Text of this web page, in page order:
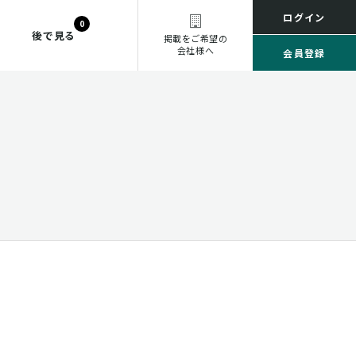
後で見る
0
掲載をご希望の
会社様へ
ログイン
会員登録